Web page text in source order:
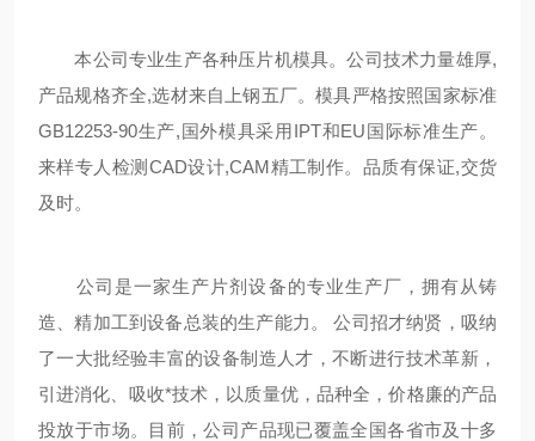
本公司专业生产各种压片机模具。公司技术力量雄厚,
产品规格齐全,选材来自上钢五厂。模具严格按照国家标准
GB12253-90生产,国外模具采用IPT和EU国际标准生产。
来样专人检测CAD设计,CAM精工制作。品质有保证,交货
及时。
公司是一家生产片剂设备的专业生产厂，拥有从铸
造、精加工到设备总装的生产能力。 公司招才纳贤，吸纳
了一大批经验丰富的设备制造人才，不断进行技术革新，
引进消化、吸收*技术，以质量优，品种全，价格廉的产品
投放于市场。目前，公司产品现已覆盖全国各省市及十多